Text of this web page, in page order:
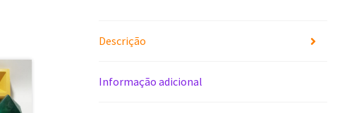
Descrição
Informação adicional